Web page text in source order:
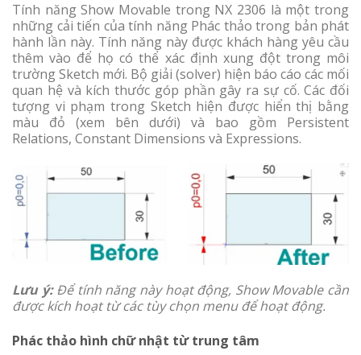
Tính năng Show Movable trong NX 2306 là một trong
những cải tiến của tính năng Phác thảo trong bản phát
hành lần này. Tính năng này được khách hàng yêu cầu
thêm vào để họ có thể xác định xung đột trong môi
trường Sketch mới. Bộ giải (solver) hiện báo cáo các mối
quan hệ và kích thước góp phần gây ra sự cố. Các đối
tượng vi phạm trong Sketch hiện được hiển thị bằng
màu đỏ (xem bên dưới) và bao gồm Persistent
Relations, Constant Dimensions và Expressions.
Lưu ý:Để tính năng này hoạt động, Show Movable cần
được kích hoạt từ các tùy chọn menu để hoạt động.
Phác thảo hình chữ nhật từ trung tâm